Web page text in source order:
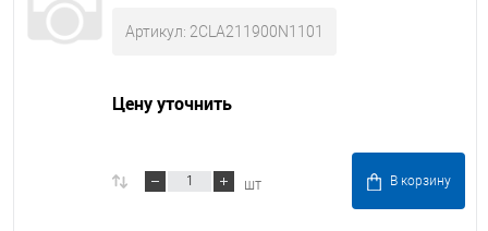
Артикул: 2CLA211900N1101
Цену уточнить
шт В корзину